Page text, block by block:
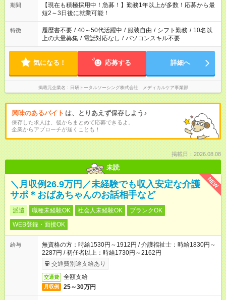
「できれば残業はしたくない」 など、ご希望を教えてください
ね。 ※Wワーク希望の方へ 今ご覧のお仕事で希望する勤務時間
と、もう1つのお仕事の勤務時間。 合計で週40時間を超える場
合は応募できません。
期間
【現在も積極採用中！急募！】勤務1年以上が多数！応募から最
短2～3日後に就業可能！
特徴 履歴書不要 / 40～50代活躍中 / 服装自由 / シフト勤務 / 10名以
上の大量募集 / 電話対応なし / パソコンスキル不要
気になる！ 応募する 詳細へ
掲載元企業名 日研トータルソーシング株式会社 メディカルケア事業部
興味のあるバイト は、とりあえず保存しよう♪
保存した求人は、後からまとめて応募できるよ。
企業からアプローチが届くことも！
掲載日：2026.08.08
未読
NEW
＼月収例26.9万円／未経験でも収入安定な介護
サポ＊おばあちゃんのお話相手など
派遣 職種未経験OK 社会人未経験OK
ブランクOK
WEB登録・面接OK
給与
無資格の方：時給1530円～1912円 / 介護福祉士：時給1830円～
2287円 / 初任者以上：時給1730円～2162円
交通費別途支給あり
交通費 全額支給
月収例 25～30万円